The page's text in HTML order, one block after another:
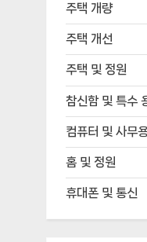
주택 개량
주택 개선
주택 및 정원
참신함 및 특수
컴퓨터 및 사무
홈 및 정원
휴대폰 및 통신